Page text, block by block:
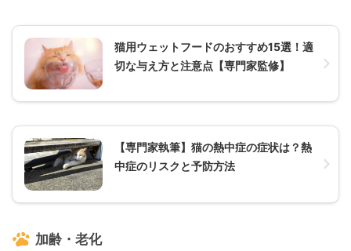
猫用ウェットフードのおすすめ15選！適
切な与え方と注意点【専門家監修】
【専門家執筆】猫の熱中症の症状は？熱
中症のリスクと予防方法
加齢・老化